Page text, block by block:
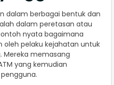
dalam berbagai bentuk dan
dalam peretasan atau
nyata bagaimana
pelaku kejahatan untuk
Mereka memasang
yang kemudian